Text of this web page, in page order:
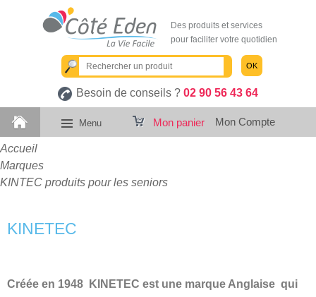
Des produits et services
pour faciliter votre quotidien
OK
Besoin de conseils ? 02 90 56 43 64
Menu Mon Compte
Mon panier
Accueil
Marques
KINTEC produits pour les seniors
KINETEC
Créée en 1948 KINETEC est une marque Anglaise qui